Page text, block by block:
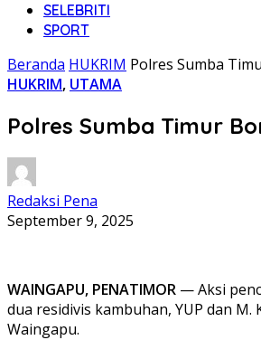
SELEBRITI
SPORT
Beranda HUKRIM Polres Sumba
HUKRIM, UTAMA
Polres Sumba Timur
Redaksi Pena
September 9, 2025
WAINGAPU, PENATIMOR — Aksi
dua residivis kambuhan, YUP dan
Waingapu.